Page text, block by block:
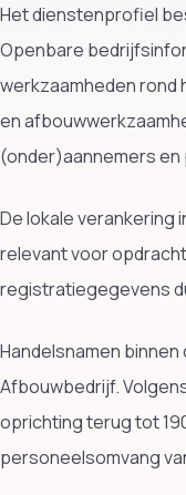
Het dienstenprofiel
Openbare
werkzaamheden
en
(onder)aannemers en
De lokale verankering
relevant voor
registratiegegevens
Handelsnamen
Afbouwbedrijf.
oprichting terug tot
personeelsomvang